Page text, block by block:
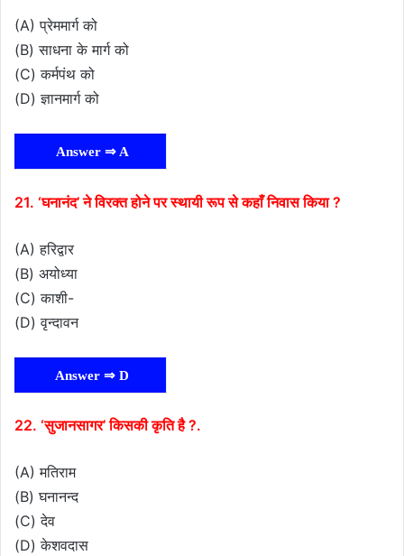
(A) प्रेममार्ग को
(B) साधना के मार्ग को
(C) कर्मपंथ को
(D) ज्ञानमार्ग को
Answer ⇒ A
21. ‘घनानंद’ ने विरक्त होने पर स्थायी रूप से कहाँ निवास किया ?
(A) हरिद्वार
(B) अयोध्या
(C) काशी-
(D) वृन्दावन
Answer ⇒ D
22. ‘सुजानसागर’ किसकी कृति है ?.
(A) मतिराम
(B) घनानन्द
(C) देव
(D) केशवदास